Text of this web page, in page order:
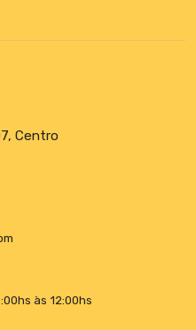
Centro
às 12:00hs